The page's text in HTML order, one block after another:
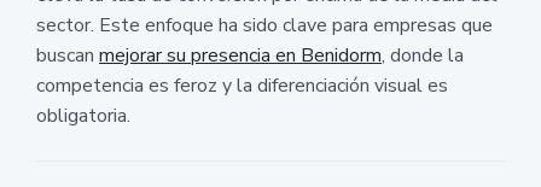
sector. Este enfoque ha sido clave para empresas que
buscan mejorar su presencia en Benidorm, donde la
competencia es feroz y la diferenciación visual es
obligatoria.